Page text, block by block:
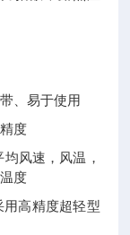
、易于使用
度
风速，风温，
度
高精度超轻型